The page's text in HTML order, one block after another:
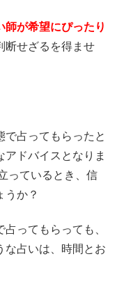
師が希望にぴったり
断せざるを得ませ
で占ってもらったと
アドバイスとなりま
っているとき、信
うか？
ってもらっても、
な占いは、時間とお